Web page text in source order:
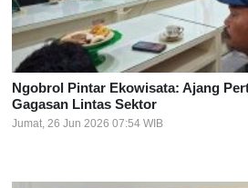
Ngobrol Pintar Ekowisata: Ajang
Gagasan Lintas Sektor
Jumat, 26 Jun 2026 07:54 WIB